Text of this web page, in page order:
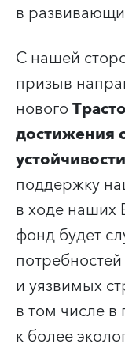
в
С нашей
призыв
нового
достижения
устойчивости
поддержку
в ходе наших
фонд будет
и уязвимых
в том числе в
к более